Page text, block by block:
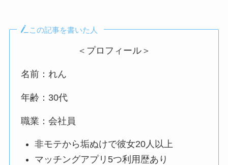
この記事を書いた人
＜プロフィール＞
名前：れん
年齢：30代
職業：会社員
非モテから垢ぬけで彼女20人以上
マッチングアプリ5つ利用歴あり